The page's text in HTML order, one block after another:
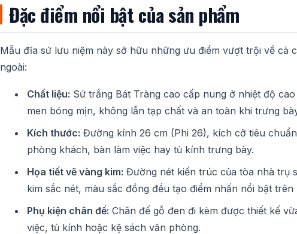
Đặc điểm nổi bật của sản phẩm
Mẫu đĩa sứ lưu niệm này sở hữu những ưu điểm vượt trội về cả
ngoài:
Chất liệu: Sứ trắng Bát Tràng cao cấp nung ở nhiệt độ
men bóng mịn, không lẫn tạp chất và an toàn khi trưng
Kích thước: Đường kính 26 cm (Phi 26), kích cỡ tiêu
phòng khách, bàn làm việc hay tủ kính trưng bày.
Họa tiết vẽ vàng kim: Đường nét kiến trúc của tòa nhà trụ
kim sắc nét, màu sắc đồng đều tạo điểm nhấn nổi bật trên
Phụ kiện chân đế: Chân đế gỗ đen đi kèm được thiết kế
việc, tủ kính hoặc kệ sách văn phòng.